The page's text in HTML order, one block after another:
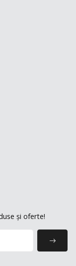
și oferte!